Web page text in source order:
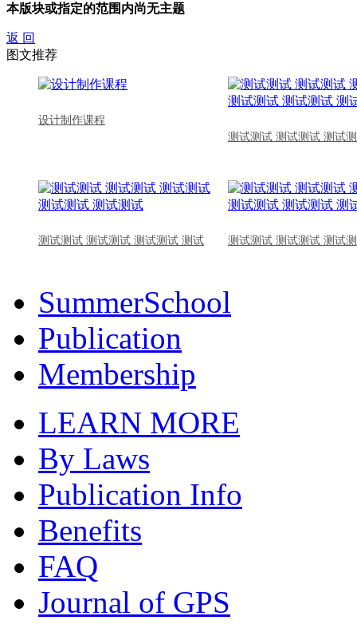
本版块或指定的范围内尚无主题
返 回
图文推荐
设计制作课程
测试测试 测试测试 测试
测试测试 测试测试 测试测试 测试 测试测试 测试测试 测试
SummerSchool
Publication
Membership
LEARN MORE
By Laws
Publication Info
Benefits
FAQ
Journal of GPS